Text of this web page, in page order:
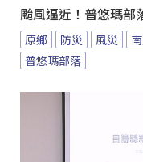
颱風逼近！普悠瑪部
原鄉 防災 風災
普悠瑪部落